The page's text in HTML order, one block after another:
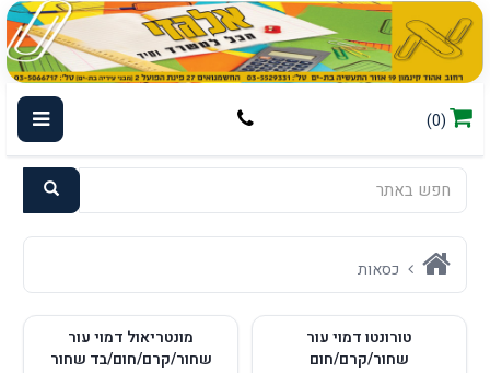
(0)
כסאות
טורונטו דמוי עור
שחור/קרם/חום
מונטריאול דמוי עור
שחור/קרם/חום/בד שחור